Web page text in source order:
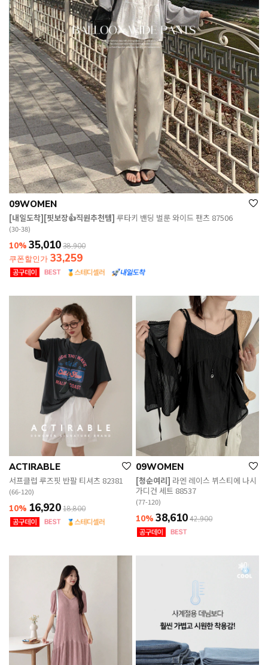
09WOMEN
[내일도착][핏보장👍직원추천템] 루타키 밴딩 벌룬 와이드 팬츠 87506
(30-38)
10% 35,010 38,900
쿠폰할인가 33,259
ACTIRABLE
서프클럽 루즈핏 반팔 티셔츠 82381
(66-120)
10% 16,920 18,800
09WOMEN
[청순여리] 라엔 레이스 뷔스티에 나시
가디건 세트 88537
(77-120)
10% 38,610 42,900